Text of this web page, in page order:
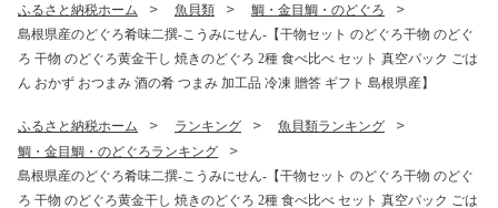
ふるさと納税ホーム 魚貝類
鯛・金目鯛・のどぐろ
島根県産のどぐろ肴味二撰-こうみにせん-【干物セット のどぐろ干物 のどぐ
ろ 干物 のどぐろ黄金干し 焼きのどぐろ 2種 食べ比べ セット 真空パック ごは
ん おかず おつまみ 酒の肴 つまみ 加工品 冷凍 贈答 ギフト 島根県産】
ふるさと納税ホーム ランキング
魚貝類ランキング
鯛・金目鯛・のどぐろランキング
島根県産のどぐろ肴味二撰-こうみにせん-【干物セット のどぐろ干物 のどぐ
ろ 干物 のどぐろ黄金干し 焼きのどぐろ 2種 食べ比べ セット 真空パック ごは